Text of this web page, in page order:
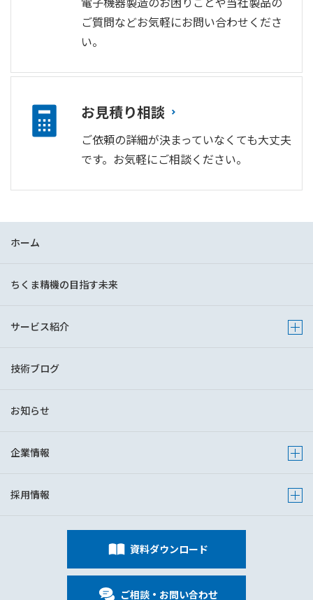
ご質問などお気軽にお問い合わせくださ
い。
お見積り相談
ご依頼の詳細が決まっていなくても大丈夫
です。お気軽にご相談ください。
ホーム
ちくま精機の目指す未来
サービス紹介 Show
技術ブログ
お知らせ
企業情報 Show
採用情報 Show
資料ダウンロード
ご相談・お問い合わせ